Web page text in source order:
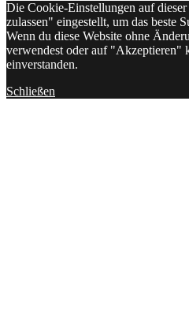
Die Cookie-Einstellungen auf
zulassen" eingestellt, um das beste
Wenn du diese Website ohne
verwendest oder auf "Akzeptieren"
einverstanden.
Schließen